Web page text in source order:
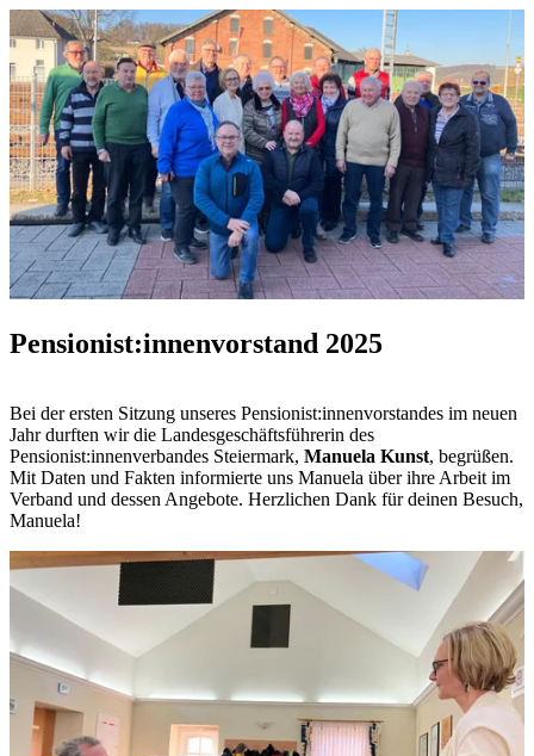
Pensionist:innenvorstand 2025
Bei der ersten Sitzung unseres Pensionist:innenvorstandes im neuen
Jahr durften wir die Landesgeschäftsführerin des
Pensionist:innenverbandes Steiermark, Manuela Kunst, begrüßen.
Mit Daten und Fakten informierte uns Manuela über ihre Arbeit im
Verband und dessen Angebote. Herzlichen Dank für deinen Besuch,
Manuela!